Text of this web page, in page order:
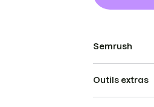
Semrush
Outils extras